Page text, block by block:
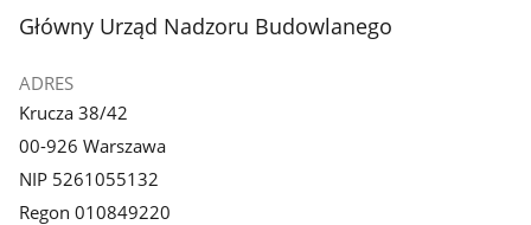
stopka
Główny Urząd Nadzoru Budowlanego
ADRES
Krucza 38/42
00-926 Warszawa
NIP 5261055132
Regon 010849220